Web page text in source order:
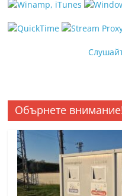
Обърнете